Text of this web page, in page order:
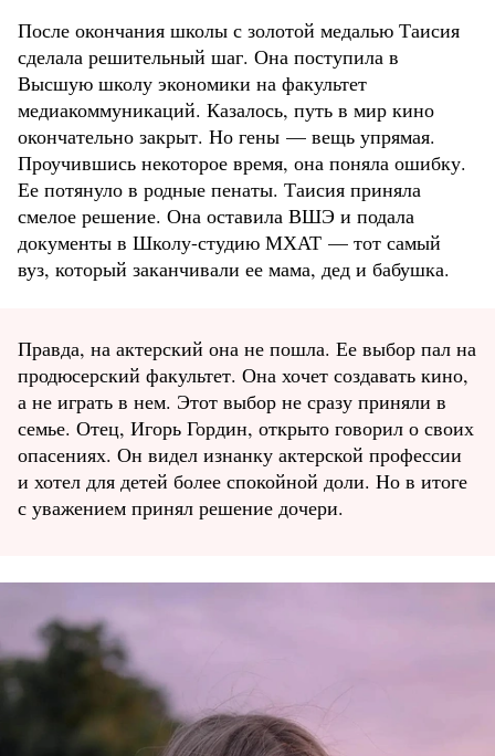
После окончания школы с золотой медалью Таисия
сделала решительный шаг. Она поступила в
Высшую школу экономики на факультет
медиакоммуникаций. Казалось, путь в мир кино
окончательно закрыт. Но гены — вещь упрямая.
Проучившись некоторое время, она поняла ошибку.
Ее потянуло в родные пенаты. Таисия приняла
смелое решение. Она оставила ВШЭ и подала
документы в Школу-студию МХАТ — тот самый
вуз, который заканчивали ее мама, дед и бабушка.
Правда, на актерский она не пошла. Ее выбор пал на
продюсерский факультет. Она хочет создавать кино,
а не играть в нем. Этот выбор не сразу приняли в
семье. Отец, Игорь Гордин, открыто говорил о своих
опасениях. Он видел изнанку актерской профессии
и хотел для детей более спокойной доли. Но в итоге
с уважением принял решение дочери.